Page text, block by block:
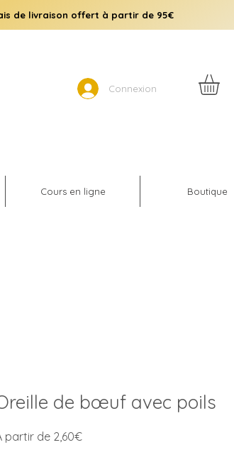
de livraison offert à partir de 95€
Connexion
Cours en ligne Boutique
de bœuf avec poils
partir de 2,60€Prix